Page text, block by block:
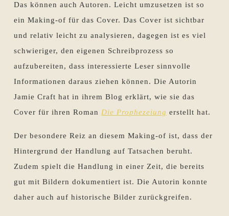
Das können auch Autoren. Leicht umzusetzen ist so
ein Making-of für das Cover. Das Cover ist sichtbar
und relativ leicht zu analysieren, dagegen ist es viel
schwieriger, den eigenen Schreibprozess so
aufzubereiten, dass interessierte Leser sinnvolle
Informationen daraus ziehen können. Die Autorin
Jamie Craft hat in ihrem Blog erklärt, wie sie das
Cover für ihren Roman Die Prophezeiung erstellt hat.
Der besondere Reiz an diesem Making-of ist, dass der
Hintergrund der Handlung auf Tatsachen beruht.
Zudem spielt die Handlung in einer Zeit, die bereits
gut mit Bildern dokumentiert ist. Die Autorin konnte
daher auch auf historische Bilder zurückgreifen.